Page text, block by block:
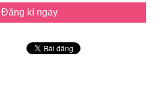
Đăng kí ngay